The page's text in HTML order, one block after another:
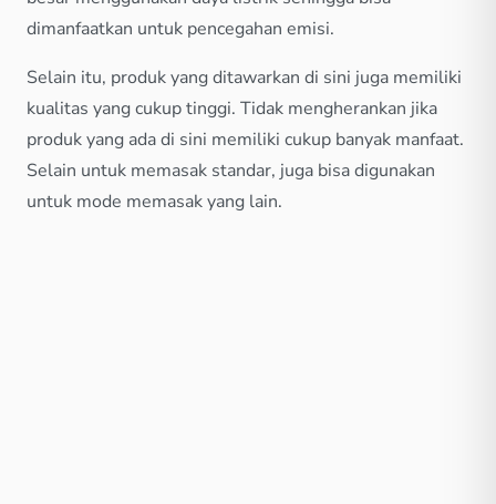
dimanfaatkan untuk pencegahan emisi.
Selain itu, produk yang ditawarkan di sini juga memiliki
kualitas yang cukup tinggi. Tidak mengherankan jika
produk yang ada di sini memiliki cukup banyak manfaat.
Selain untuk memasak standar, juga bisa digunakan
untuk mode memasak yang lain.